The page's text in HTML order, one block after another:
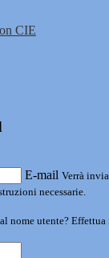
CIE
E-mail Verrà
necessarie.
nome utente?